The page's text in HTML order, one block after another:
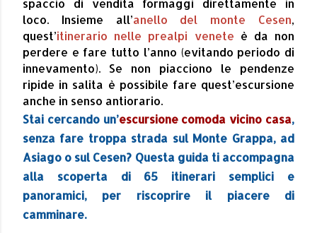
spaccio di vendita formaggi direttamente in
loco. Insieme all’anello del monte Cesen,
quest’itinerario nelle prealpi venete è da non
perdere e fare tutto l’anno (evitando periodo di
innevamento). Se non piacciono le pendenze
ripide in salita è possibile fare quest’escursione
anche in senso antiorario.
Stai cercando un’escursione comoda vicino casa,
senza fare troppa strada sul Monte Grappa, ad
Asiago o sul Cesen? Questa guida ti accompagna
alla scoperta di 65 itinerari semplici e
panoramici, per riscoprire il piacere di
camminare.